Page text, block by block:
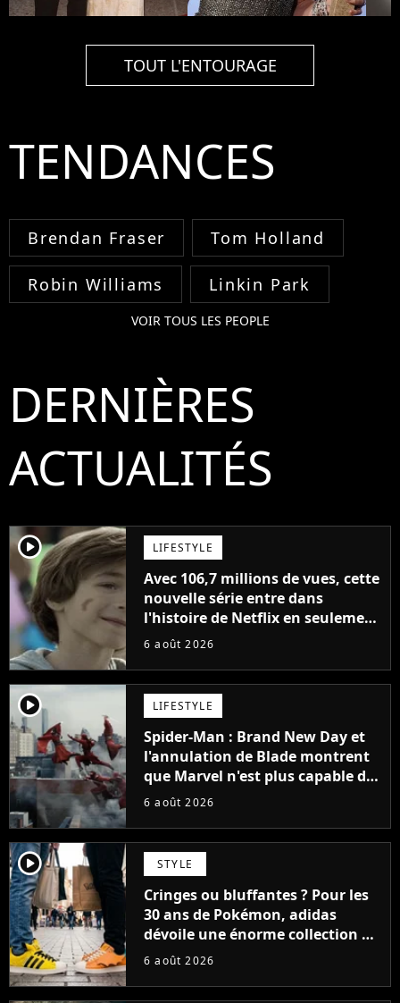
TOUT L'ENTOURAGE
TENDANCES
Brendan Fraser Tom Holland
Robin Williams Linkin Park
VOIR TOUS LES PEOPLE
DERNIÈRES
ACTUALITÉS
player2 LIFESTYLE
Avec 106,7 millions de vues, cette
nouvelle série entre dans
l'histoire de Netflix en seulement
48 jours
6 août 2026
player2 LIFESTYLE
Spider-Man : Brand New Day et
l'annulation de Blade montrent
que Marvel n'est plus capable de
faire quoi que ce soit de simple
6 août 2026
player2 STYLE
Cringes ou bluffantes ? Pour les
30 ans de Pokémon, adidas
dévoile une énorme collection de
sneakers et je ne sais pas quoi en
6 août 2026